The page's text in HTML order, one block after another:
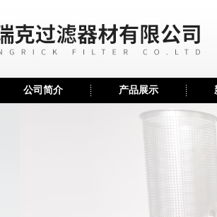
公司简介 产品展示